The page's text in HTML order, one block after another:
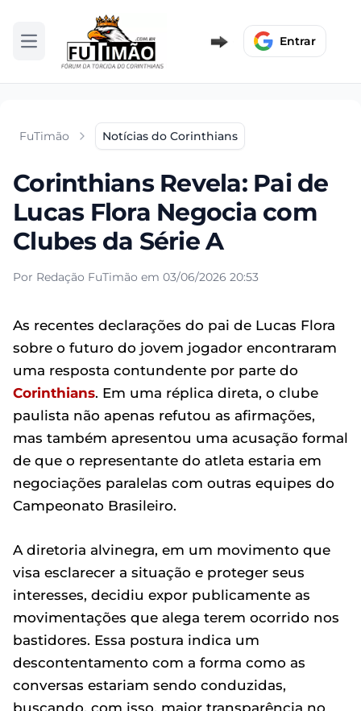
Abrir menu Entrar
FuTimão Notícias do Corinthians
Corinthians Revela: Pai de
Lucas Flora Negocia com
Clubes da Série A
Por Redação FuTimão em 03/06/2026 20:53
As recentes declarações do pai de Lucas Flora
sobre o futuro do jovem jogador encontraram
uma resposta contundente por parte do
Corinthians. Em uma réplica direta, o clube
paulista não apenas refutou as afirmações,
mas também apresentou uma acusação formal
de que o representante do atleta estaria em
negociações paralelas com outras equipes do
Campeonato Brasileiro.
A diretoria alvinegra, em um movimento que
visa esclarecer a situação e proteger seus
interesses, decidiu expor publicamente as
movimentações que alega terem ocorrido nos
bastidores. Essa postura indica um
descontentamento com a forma como as
conversas estariam sendo conduzidas,
buscando, com isso, maior transparência no